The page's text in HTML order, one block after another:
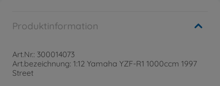
Produktinformation
Art.Nr.: 300014073
Art.bezeichnung: 1:12 Yamaha YZF-R1 1000ccm 1997
Street